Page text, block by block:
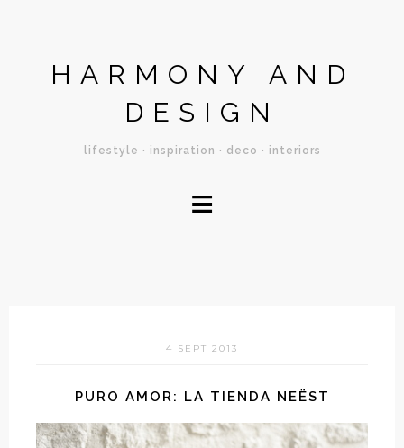
HARMONY AND
DESIGN
lifestyle · inspiration · deco · interiors
≡
4 SEPT 2013
PURO AMOR: LA TIENDA NEËST